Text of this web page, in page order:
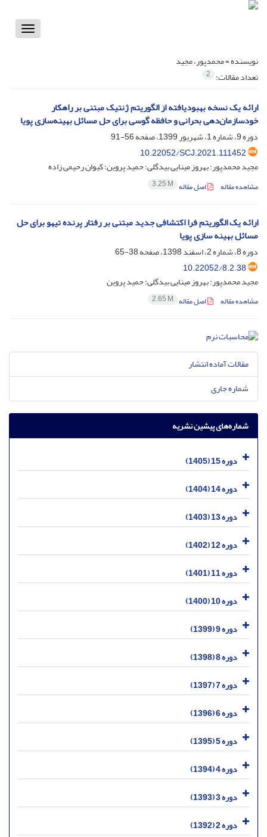
Toggle
نویسنده =محمدپور، مجید
تعداد مقالات: 2
ارائه یک نسخه بهبودیافته از الگوریتم ژنتیک مبتنی بر راهکار
خودسازمان‌دهی بحرانی و حافظه گوسی برای حل مسائل بهینه‌سازی پویا
دوره 9، شماره 1، شهریور 1399، صفحه
56-91
10.22052/SCJ.2021.111452
مجید محمدپور؛ بهروز مینایی بیدگلی؛ حمید پروین؛ کیوان رحیمی زاده
مشاهده مقاله اصل مقاله 3.25 M
ارائه یک الگوریتم فرا اکتشافی جدید مبتنی بر رفتار پرنده تیهو برای حل
مسائل بهینه سازی پویا
دوره 8، شماره 2، اسفند 1398، صفحه
38-65
10.22052/8.2.38
مجید محمدپور؛ بهروز مینایی بیدگلی؛ حمید پروین
مشاهده مقاله اصل مقاله 2.65 M
مقالات آماده انتشار
شماره جاری
شماره‌های پیشین نشریه
دوره 15 (1405)
دوره 14 (1404)
دوره 13 (1403)
دوره 12 (1402)
دوره 11 (1401)
دوره 10 (1400)
دوره 9 (1399)
دوره 8 (1398)
دوره 7 (1397)
دوره 6 (1396)
دوره 5 (1395)
دوره 4 (1394)
دوره 3 (1393)
دوره 2 (1392)